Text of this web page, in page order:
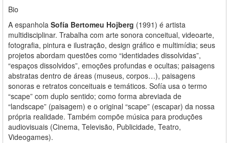
Bio
A espanhola Sofía Bertomeu Hojberg (1991) é artista
multidisciplinar. Trabalha com arte sonora conceitual, videoarte,
fotografia, pintura e ilustração, design gráfico e multimídia; seus
projetos abordam questões como “identidades dissolvidas”,
“espaços dissolvidos”, emoções profundas e ocultas; paisagens
abstratas dentro de áreas (museus, corpos…), paisagens
sonoras e retratos conceituais e temáticos. Sofía usa o termo
“scape” com duplo sentido; como forma abreviada de
“landscape” (paisagem) e o original “scape” (escapar) da nossa
própria realidade. Também compõe música para produções
audiovisuais (Cinema, Televisão, Publicidade, Teatro,
Videogames).